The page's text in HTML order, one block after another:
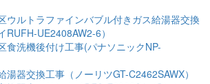
ウルトラファインバブル付きガス給湯器交換
RUFH-UE2408AW2-6）
食洗機後付け工事(パナソニックNP-
湯器交換工事（ノーリツGT-C2462SAWX）